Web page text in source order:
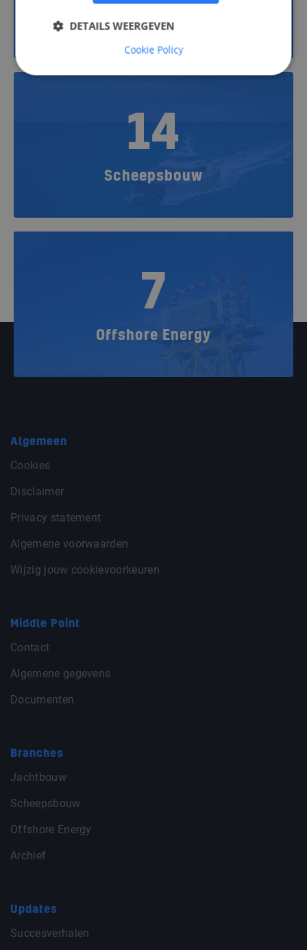
14
Scheepsbouw
7
Offshore Energy
Algemeen
Cookies
Disclaimer
Privacy statement
Algemene voorwaarden
Wijzig jouw cookievoorkeuren
Middle Point
Contact
Algemene gegevens
Documenten
Branches
Jachtbouw
Scheepsbouw
Offshore Energy
Archief
Updates
Succesverhalen
DETAILS WEERGEVEN
Cookie Policy